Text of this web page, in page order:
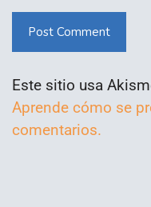
Post Comment
Este sitio usa
Aprende cómo se
comentarios.